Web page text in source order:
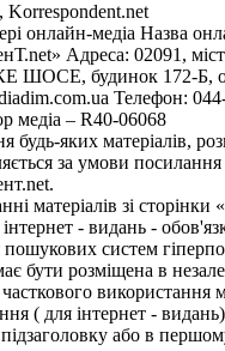
онлайн-медіа Назва
Адреса: 02091,
ШОСЕ, будинок 172-Б,
Телефон:
медіа – R40-06068
будь-яких матеріалів,
за умови посилання
матеріалів зі
інтернет - видань -
пошукових систем
бути розміщена в
використання
( для інтернет -
або в